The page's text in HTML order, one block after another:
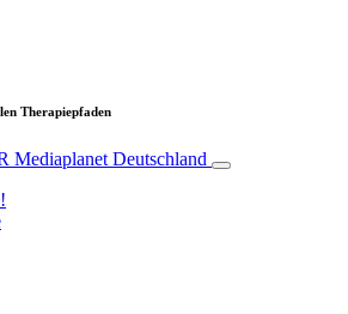
Therapiepfaden
Mediaplanet Deutschland